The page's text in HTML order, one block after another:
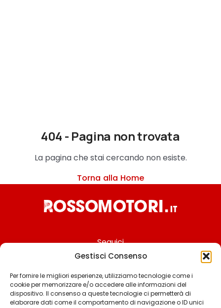
Gestisci Consenso
Per fornire le migliori esperienze, utilizziamo tecnologie come i
cookie per memorizzare e/o accedere alle informazioni del
dispositivo. Il consenso a queste tecnologie ci permetterà di
elaborare dati come il comportamento di navigazione o ID unici
404 - Pagina non trovata
La pagina che stai cercando non esiste.
Torna alla Home
Seguici
Chi siamo